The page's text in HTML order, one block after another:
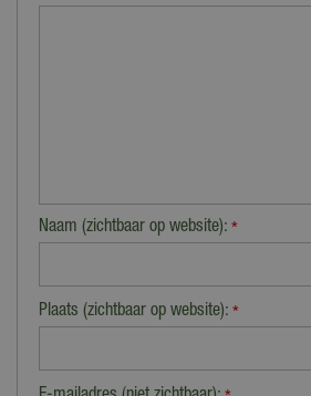
Naam (zichtbaar op website): *
Plaats (zichtbaar op website): *